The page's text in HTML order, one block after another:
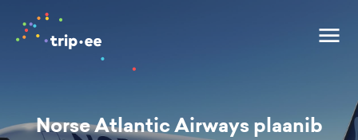
Norse Atlantic Airways plaanib